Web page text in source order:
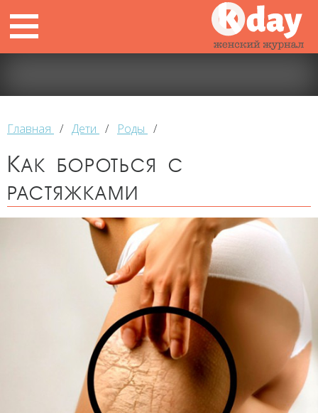
Главная / Дети / Роды /
Как бороться с
растяжками